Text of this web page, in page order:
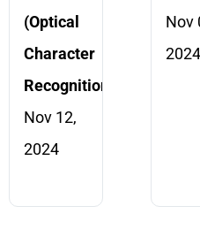
(Optical
Character
Recognition)?
Nov 12,
2024
Nov
2024